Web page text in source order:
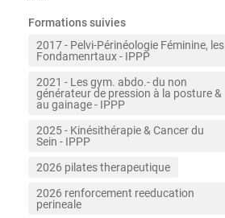
Formations suivies
2017 - Pelvi-Périnéologie Féminine, les
Fondamenrtaux - IPPP
2021 - Les gym. abdo.- du non
générateur de pression à la posture &
au gainage - IPPP
2025 - Kinésithérapie & Cancer du
Sein - IPPP
2026 pilates therapeutique
2026 renforcement reeducation
perineale